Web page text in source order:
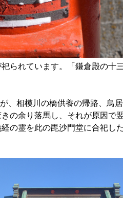
られています。「鎌倉殿の十
、相模川の橋供養の帰路、鳥
の余り落馬し、それが原因で
の霊を此の毘沙門堂に合祀し